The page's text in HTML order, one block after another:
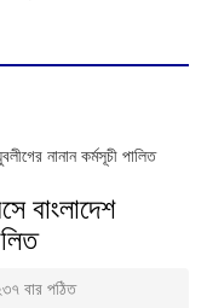
নানান কর্মসূচী পালিত
বাংলাদেশ
বার পঠিত